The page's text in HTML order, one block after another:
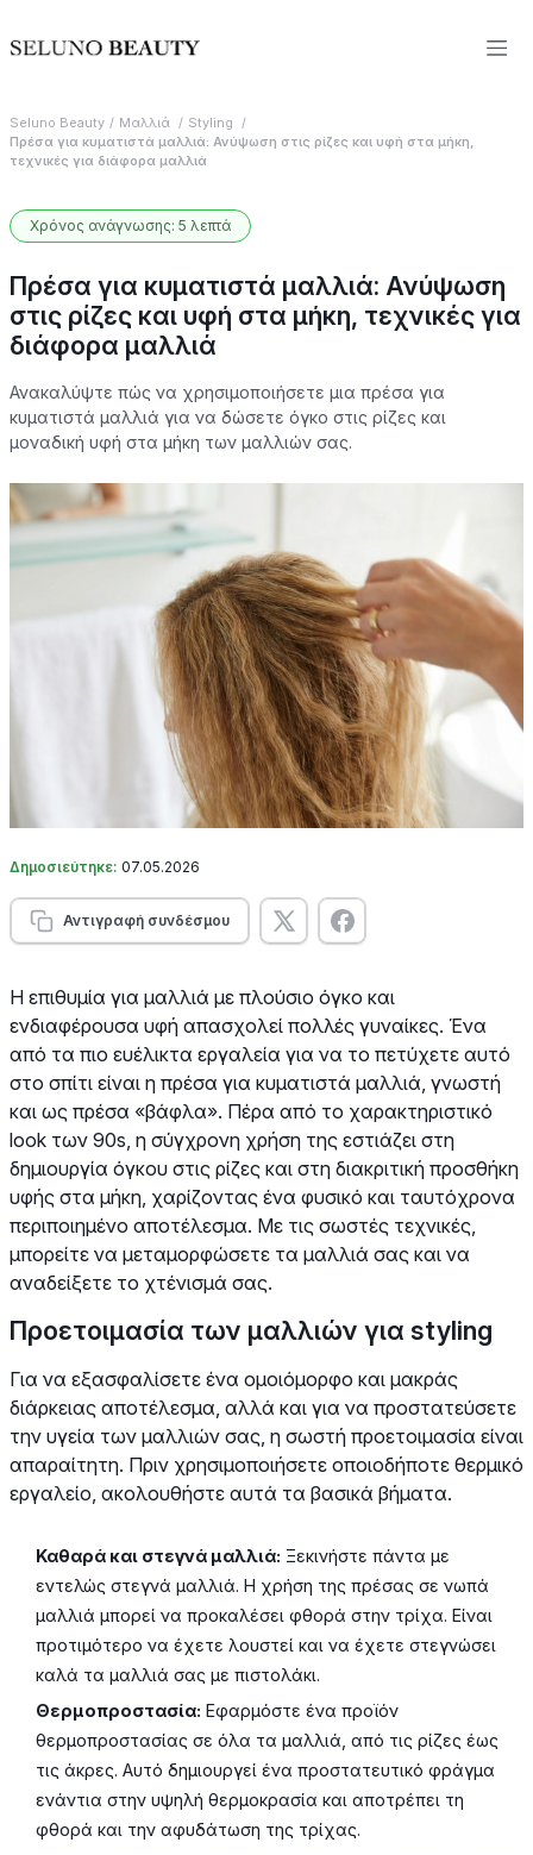
Seluno Beauty Μαλλιά
Styling
Πρέσα για κυματιστά μαλλιά: Ανύψωση στις ρίζες και υφή στα μήκη,
τεχνικές για διάφορα μαλλιά
Χρόνος ανάγνωσης: 5 λεπτά
Πρέσα για κυματιστά μαλλιά: Ανύψωση
στις ρίζες και υφή στα μήκη, τεχνικές για
διάφορα μαλλιά
Ανακαλύψτε πώς να χρησιμοποιήσετε μια πρέσα για
κυματιστά μαλλιά για να δώσετε όγκο στις ρίζες και
μοναδική υφή στα μήκη των μαλλιών σας.
Δημοσιεύτηκε: 07.05.2026
Αντιγραφή συνδέσμου
Η επιθυμία για μαλλιά με πλούσιο όγκο και
ενδιαφέρουσα υφή απασχολεί πολλές γυναίκες. Ένα
από τα πιο ευέλικτα εργαλεία για να το πετύχετε αυτό
στο σπίτι είναι η πρέσα για κυματιστά μαλλιά, γνωστή
και ως πρέσα «βάφλα». Πέρα από το χαρακτηριστικό
look των 90s, η σύγχρονη χρήση της εστιάζει στη
δημιουργία όγκου στις ρίζες και στη διακριτική προσθήκη
υφής στα μήκη, χαρίζοντας ένα φυσικό και ταυτόχρονα
περιποιημένο αποτέλεσμα. Με τις σωστές τεχνικές,
μπορείτε να μεταμορφώσετε τα μαλλιά σας και να
αναδείξετε το χτένισμά σας.
Προετοιμασία των μαλλιών για styling
Για να εξασφαλίσετε ένα ομοιόμορφο και μακράς
διάρκειας αποτέλεσμα, αλλά και για να προστατεύσετε
την υγεία των μαλλιών σας, η σωστή προετοιμασία είναι
απαραίτητη. Πριν χρησιμοποιήσετε οποιοδήποτε θερμικό
εργαλείο, ακολουθήστε αυτά τα βασικά βήματα.
Καθαρά και στεγνά μαλλιά: Ξεκινήστε πάντα με
εντελώς στεγνά μαλλιά. Η χρήση της πρέσας σε νωπά
μαλλιά μπορεί να προκαλέσει φθορά στην τρίχα. Είναι
προτιμότερο να έχετε λουστεί και να έχετε στεγνώσει
καλά τα μαλλιά σας με πιστολάκι.
Θερμοπροστασία: Εφαρμόστε ένα προϊόν
θερμοπροστασίας σε όλα τα μαλλιά, από τις ρίζες έως
τις άκρες. Αυτό δημιουργεί ένα προστατευτικό φράγμα
ενάντια στην υψηλή θερμοκρασία και αποτρέπει τη
φθορά και την αφυδάτωση της τρίχας.